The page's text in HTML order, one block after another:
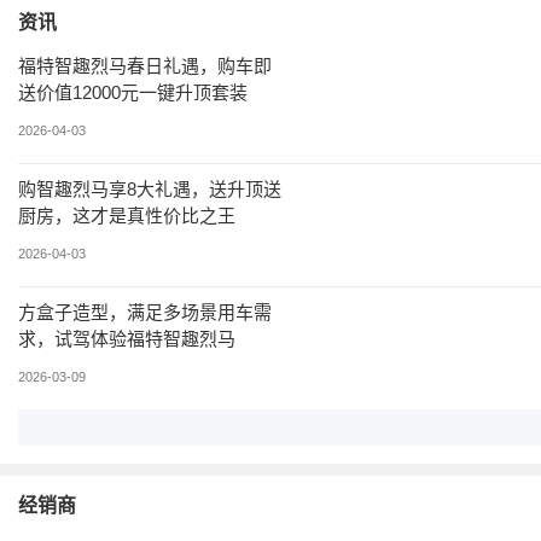
资讯
福特智趣烈马春日礼遇，购车即
送价值12000元一键升顶套装
2026-04-03
购智趣烈马享8大礼遇，送升顶送
厨房，这才是真性价比之王
2026-04-03
方盒子造型，满足多场景用车需
求，试驾体验福特智趣烈马
2026-03-09
经销商